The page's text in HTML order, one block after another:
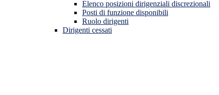
Elenco posizioni dirigenziali discrezionali
Posti di funzione disponibili
Ruolo dirigenti
Dirigenti cessati